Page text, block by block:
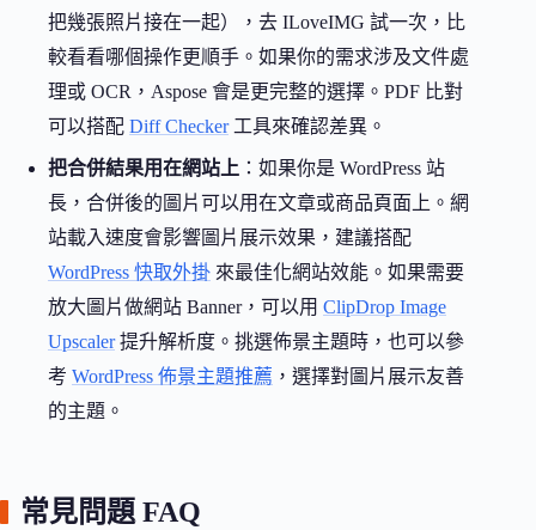
把幾張照片接在一起），去 ILoveIMG 試一次，比
較看看哪個操作更順手。如果你的需求涉及文件處
理或 OCR，Aspose 會是更完整的選擇。PDF 比對
可以搭配 Diff Checker工具來確認差異。
把合併結果用在網站上 ：如果你是 WordPress 站
長，合併後的圖片可以用在文章或商品頁面上。網
站載入速度會影響圖片展示效果，建議搭配
WordPress 快取外掛 來最佳化網站效能。如果需要
放大圖片做網站 Banner，可以用 ClipDrop Image
Upscaler提升解析度。挑選佈景主題時，也可以參
考 WordPress 佈景主題推薦 ，選擇對圖片展示友善
的主題。
常見問題 FAQ